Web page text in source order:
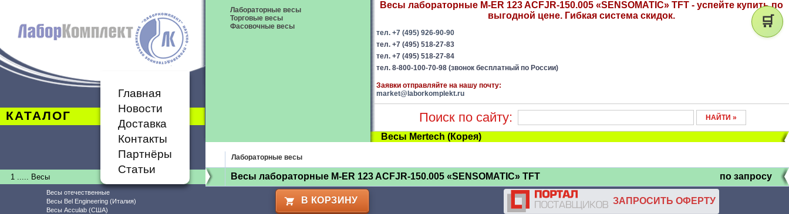
КАТАЛОГ
Главная
Новости
Доставка
Контакты
Партнёры
Статьи
1 ..... Весы
Весы отечественные
Весы Bel Engineering (Италия)
Весы Acculab (США)
Лабораторные весы
Торговые весы
Фасовочные весы
Весы лабораторные M-ER 123 ACFJR-150.005 «SENSOMATIC» TFT - успейте купить по
выгодной цене. Гибкая система скидок.
тел. +7 (495) 926-90-90
тел. +7 (495) 518-27-83
тел. +7 (495) 518-27-84
тел. 8-800-100-70-98 (звонок бесплатный по России)
Заявки отправляйте на нашу почту:
market@laborkomplekt.ru
Поиск по сайту:
Весы Mertech (Корея)
Лабораторные весы
Весы лабораторные M-ER 123 ACFJR-150.005 «SENSOMATIC» TFT по запросу
В КОРЗИНУ ЗАПРОСИТЬ ОФЕРТУ
🛒